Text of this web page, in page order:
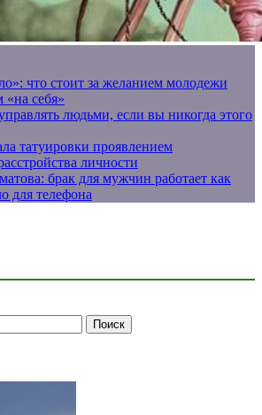
что стоит за желанием молодежи
себя»
людьми, если вы никогда этого
татуировки проявлением
личности
брак для мужчин работает как
для телефона